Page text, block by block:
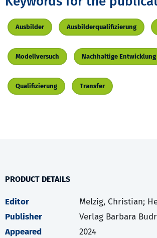
Ausbilder Ausbilderqualifizierung
Modellversuch Nachhaltige Entwicklung
Qualifizierung Transfer
PRODUCT DETAILS
Editor
Melzig, Christian;
Publisher
Verlag Barbara
Appeared
2024